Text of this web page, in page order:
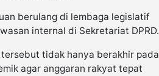
berulang di lembaga legislatif
internal di Sekretariat DPRD.
tidak hanya berakhir pada
agar anggaran rakyat tepat